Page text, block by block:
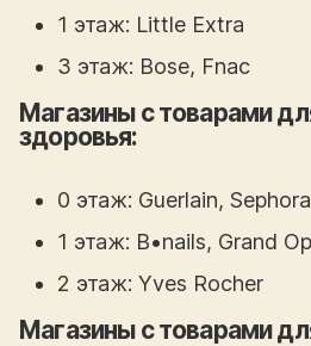
1 этаж: Little Extra
3 этаж: Bose, Fnac
Магазины с товарами
здоровья:
0 этаж: Guerlain, Sephora
1 этаж: B•nails, Grand
2 этаж: Yves Rocher
Магазины с товарами